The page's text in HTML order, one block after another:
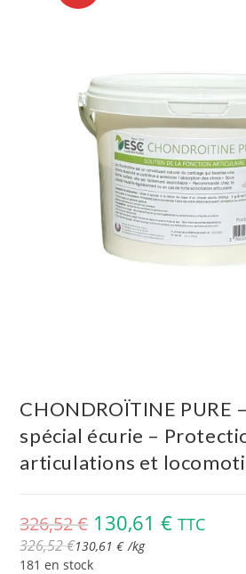
CHONDROÏTINE PURE
spécial écurie –
articulations et
326,52€ 130,61€ TTC
326,52€130,61€ /kg
181 en stock